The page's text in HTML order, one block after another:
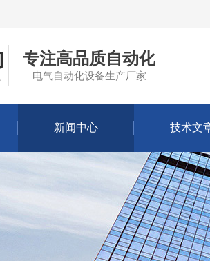
专注高品质自动化
电气自动化设备生产厂家
新闻中心 技术文